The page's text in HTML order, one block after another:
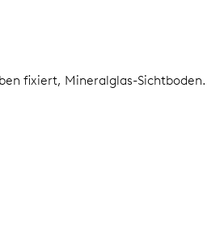
fixiert, Mineralglas-Sichtboden.